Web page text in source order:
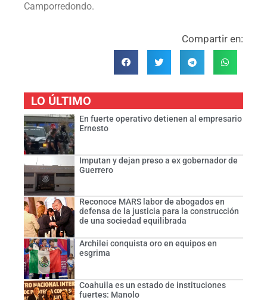
Camporredondo.
Compartir en:
LO ÚLTIMO
En fuerte operativo detienen al empresario
Ernesto
Imputan y dejan preso a ex gobernador de
Guerrero
Reconoce MARS labor de abogados en
defensa de la justicia para la construcción
de una sociedad equilibrada
Archilei conquista oro en equipos en
esgrima
Coahuila es un estado de instituciones
fuertes: Manolo